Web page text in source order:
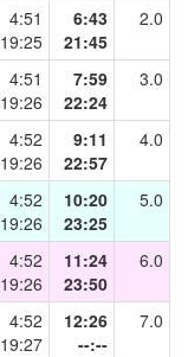
4:51
19:25
6:43
21:45
2.0
4:51
19:26
7:59
22:24
3.0
4:52
19:26
9:11
22:57
4.0
4:52
19:26
10:20
23:25
5.0
4:52
19:26
11:24
23:50
6.0
4:52
19:27
12:26
--:--
7.0